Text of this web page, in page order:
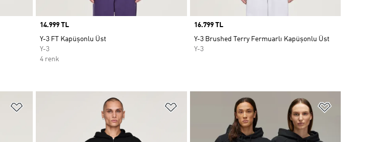
Price
14.999 TL
Y-3 FT Kapüşonlu Üst
Y-3
4 renk
Price
16.799 TL
Y-3 Brushed Terry Fermuarlı Kapüşonlu Üst
Y-3
Favori Listesine Ekle